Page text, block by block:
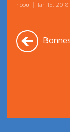
ricou | Jan 15, 2018